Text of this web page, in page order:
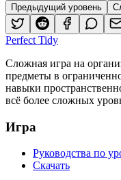
Предыдущий уровень
Perfect Tidy
Сложная игра на
предметы в
навыки
всё более сложных
Игра
Руководства по
Скачать